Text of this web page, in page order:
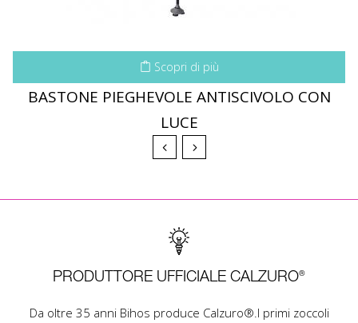
Scopri di più
BASTONE PIEGHEVOLE ANTISCIVOLO CON
LUCE
PRODUTTORE UFFICIALE CALZURO®
Da oltre 35 anni Bihos produce Calzuro®.I primi zoccoli